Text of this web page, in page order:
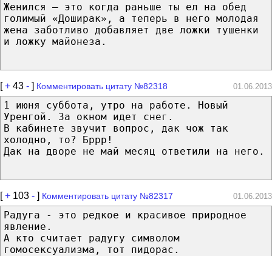
Женился – это когда раньше ты ел на обед
голимый «Доширак», а теперь в него молодая
жена заботливо добавляет две ложки тушенки
и ложку майонеза.
[+ 43 - ] Комментировать цитату №82318 01.06.2013
1 июня суббота, утро на работе. Новый
Уренгой. За окном идет снег.
В кабинете звучит вопрос, дак чож так
холодно, то? Бррр!
Дак на дворе не май месяц ответили на него.
[+ 103 - ] Комментировать цитату №82317 01.06.2013
Радуга - это редкое и красивое природное
явление.
А кто считает радугу символом
гомосексуализма, тот пидорас.